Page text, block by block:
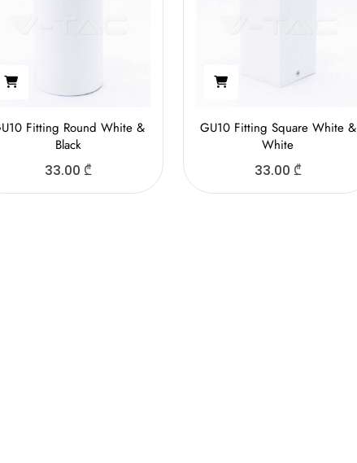
Fitting Round White &
Black
33.00 ₾
GU10 Fitting Square White &
White
33.00 ₾